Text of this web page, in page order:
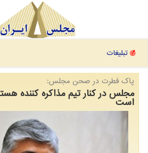
تبلیغات
پاك فطرت در صحن مجلس:
مجلس در کنار تیم مذاکره کننده
است